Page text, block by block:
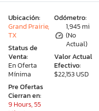
Odómetro:
1,945 mi
(No
Actual)
Valor Actual
Efectivo:
$22,153 USD
Ubicación:
Grand Prairie,
TX
Status de
Venta:
En Oferta
Mínima
Pre Ofertas
Cierran en:
9 Hours, 55